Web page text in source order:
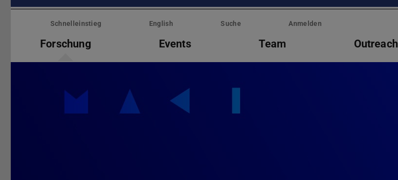
Menü
überspringenSchnelleinstieg English Suche Anmelden
Forschung Events Team Outreach